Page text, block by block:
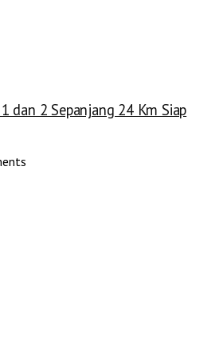
dan 2 Sepanjang 24 Km Siap